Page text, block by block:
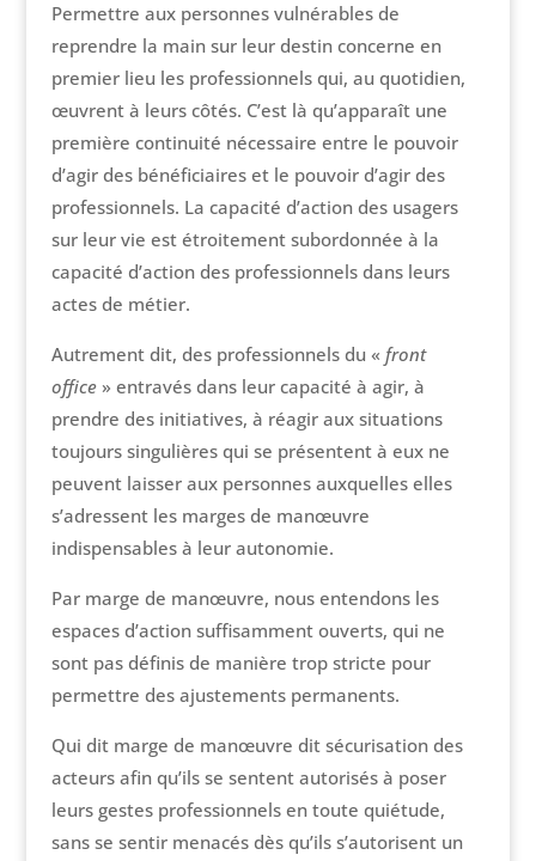
Permettre aux personnes vulnérables de
reprendre la main sur leur destin concerne en
premier lieu les professionnels qui, au quotidien,
œuvrent à leurs côtés. C’est là qu’apparaît une
première continuité nécessaire entre le pouvoir
d’agir des bénéficiaires et le pouvoir d’agir des
professionnels. La capacité d’action des usagers
sur leur vie est étroitement subordonnée à la
capacité d’action des professionnels dans leurs
actes de métier.
Autrement dit, des professionnels du « front
office» entravés dans leur capacité à agir, à
prendre des initiatives, à réagir aux situations
toujours singulières qui se présentent à eux ne
peuvent laisser aux personnes auxquelles elles
s’adressent les marges de manœuvre
indispensables à leur autonomie.
Par marge de manœuvre, nous entendons les
espaces d’action suffisamment ouverts, qui ne
sont pas définis de manière trop stricte pour
permettre des ajustements permanents.
Qui dit marge de manœuvre dit sécurisation des
acteurs afin qu’ils se sentent autorisés à poser
leurs gestes professionnels en toute quiétude,
sans se sentir menacés dès qu’ils s’autorisent un